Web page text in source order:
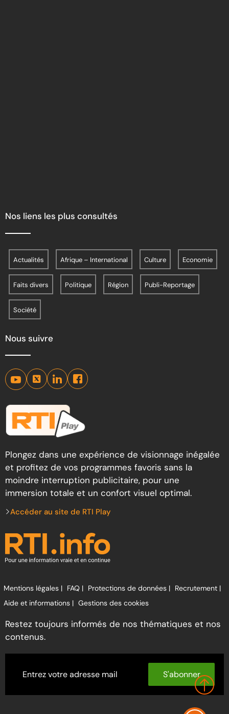
Nos liens les plus consultés
Actualités Afrique – International Culture Economie
Faits divers Politique Région Publi-Reportage
Société
Nous suivre
Plongez dans une expérience de visionnage inégalée
et profitez de vos programmes favoris sans la
moindre interruption publicitaire, pour une
immersion totale et un confort visuel optimal.
Accéder au site de RTI Play
Mentions légales | FAQ | Protections de données | Recrutement |
Aide et informations | Gestions des cookies
Restez toujours informés de nos thématiques et nos
contenus.
S'abonner